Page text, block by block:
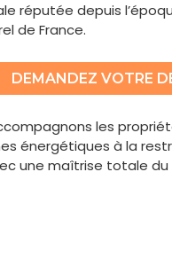
réputée depuis
de France.
DEMANDEZ VOTRE
les
énergétiques à la
une maîtrise totale